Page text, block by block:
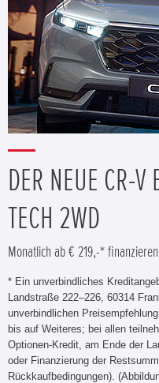
DER NEUE CR-V
TECH 2WD
Monatlich ab € 219,-* finanzieren
* Ein unverbindliches
Landstraße 222–226, 60314
unverbindlichen
bis auf Weiteres; bei allen
Optionen-Kredit, am Ende der
oder Finanzierung der
Rückkaufbedingungen).